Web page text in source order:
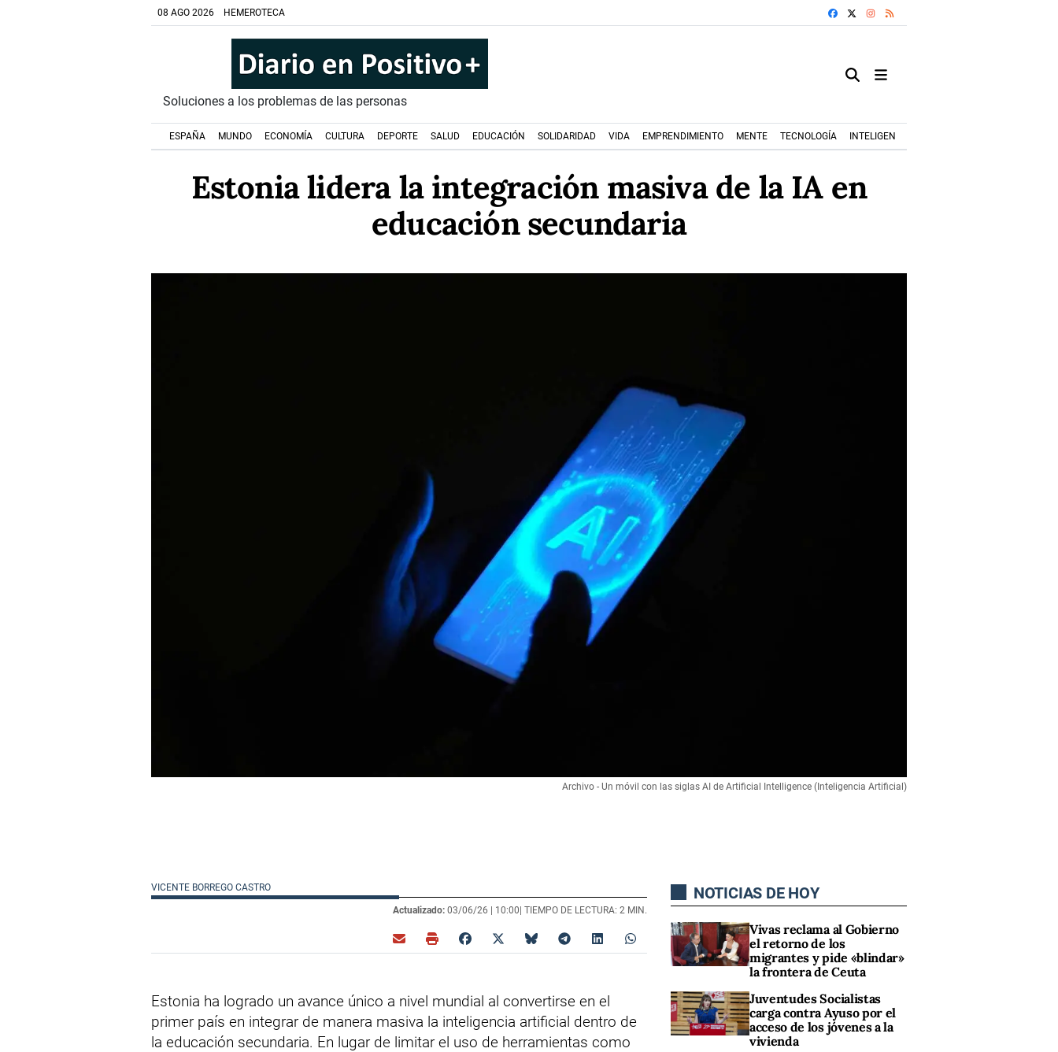
08 AGO 2026 HEMEROTECA FACEBOOKINSTAGRAM
Soluciones a los problemas de las personas
ESPAÑA MUNDO ECONOMÍA CULTURA DEPORTE SALUD EDUCACIÓN SOLIDARIDAD VIDA EMPRENDIMIENTO MENTE TECNOLOGÍA INTELIGENCIA ARTIFICIAL
Estonia lidera la integración masiva de la IA en
educación secundaria
Archivo - Un móvil con las siglas AI de Artificial Intelligence (Inteligencia Artificial)
VICENTE BORREGO CASTRO
Actualizado: 03/06/26 | 10:00| TIEMPO DE LECTURA: 2 MIN.
Estonia ha logrado un avance único a nivel mundial al convertirse en el
primer país en integrar de manera masiva la inteligencia artificial dentro de
la educación secundaria. En lugar de limitar el uso de herramientas como
NOTICIAS DE HOY
Vivas reclama al Gobierno
el retorno de los
migrantes y pide «blindar»
la frontera de Ceuta
Juventudes Socialistas
carga contra Ayuso por el
acceso de los jóvenes a la
vivienda